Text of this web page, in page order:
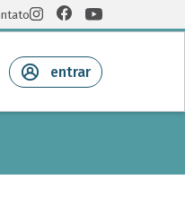
entrar